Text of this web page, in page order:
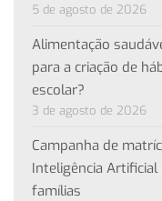
5 de agosto de 2026
Alimentação
para a criação de
escolar?
3 de agosto de 2026
Campanha de
Inteligência
famílias